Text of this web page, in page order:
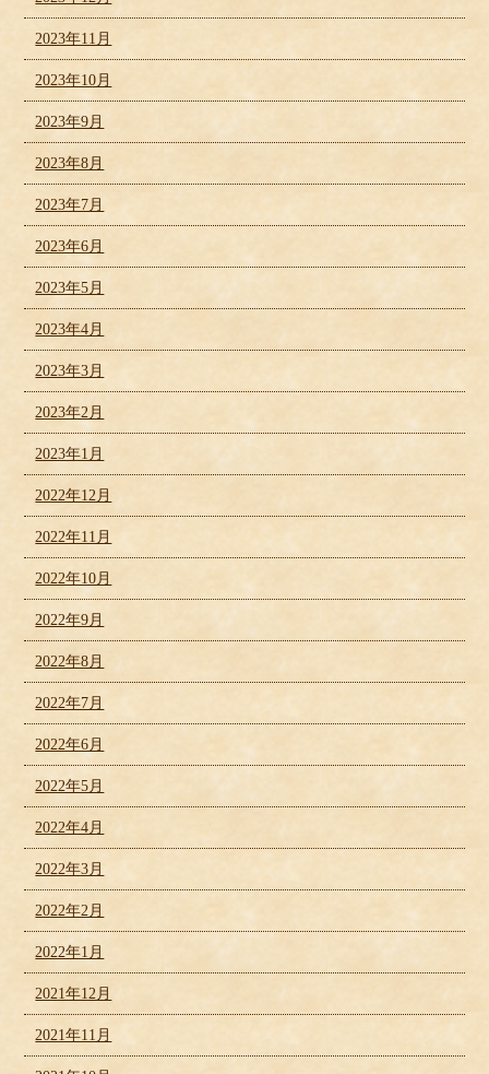
2023年11月
2023年10月
2023年9月
2023年8月
2023年7月
2023年6月
2023年5月
2023年4月
2023年3月
2023年2月
2023年1月
2022年12月
2022年11月
2022年10月
2022年9月
2022年8月
2022年7月
2022年6月
2022年5月
2022年4月
2022年3月
2022年2月
2022年1月
2021年12月
2021年11月